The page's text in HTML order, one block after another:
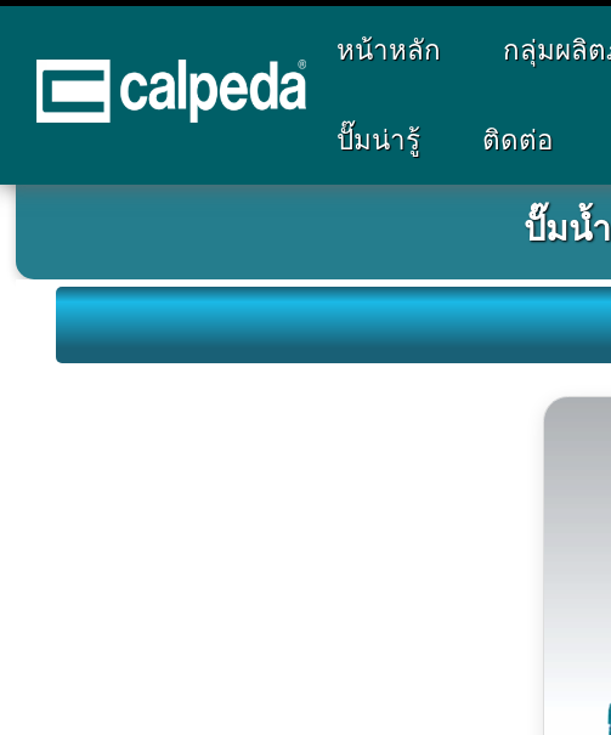
หน้าหลัก กลุ่มผลิ
ปั๊มน่ารู้ ติดต่อ
Model GMC, GMV (GM 50)
ปั๊มน้